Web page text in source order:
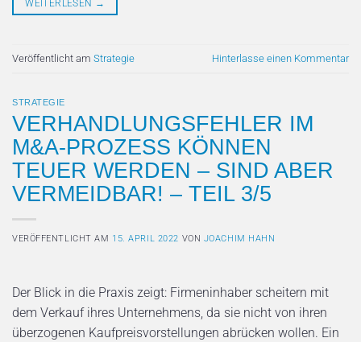
WEITERLESEN →
Veröffentlicht am Strategie Hinterlasse einen Kommentar
STRATEGIE
VERHANDLUNGSFEHLER IM
M&A-PROZESS KÖNNEN
TEUER WERDEN – SIND ABER
VERMEIDBAR! – TEIL 3/5
VERÖFFENTLICHT AM 15. APRIL 2022 VON JOACHIM HAHN
Der Blick in die Praxis zeigt: Firmeninhaber scheitern mit
dem Verkauf ihres Unternehmens, da sie nicht von ihren
überzogenen Kaufpreisvorstellungen abrücken wollen. Ein